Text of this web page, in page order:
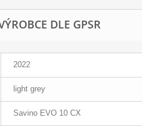
DLE GPSR
2022
light grey
Savino EVO 10 CX